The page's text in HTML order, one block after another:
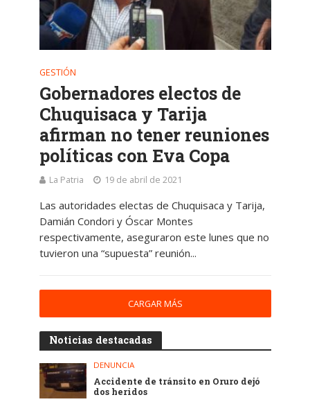
GESTIÓN
Gobernadores electos de
Chuquisaca y Tarija
afirman no tener reuniones
políticas con Eva Copa
La Patria 19 de abril de 2021
Las autoridades electas de Chuquisaca y Tarija,
Damián Condori y Óscar Montes
respectivamente, aseguraron este lunes que no
tuvieron una “supuesta” reunión...
CARGAR MÁS
Noticias destacadas
DENUNCIA
Accidente de tránsito en Oruro dejó
dos heridos